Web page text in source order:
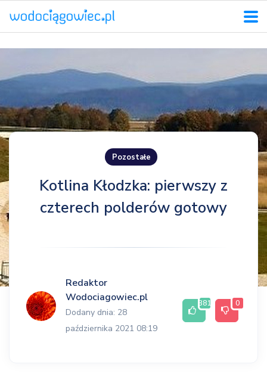
Pozostałe
Kotlina Kłodzka: pierwszy z
czterech polderów gotowy
Redaktor
Wodociagowiec.pl
Dodany dnia: 28
października 2021 08:19
381 0